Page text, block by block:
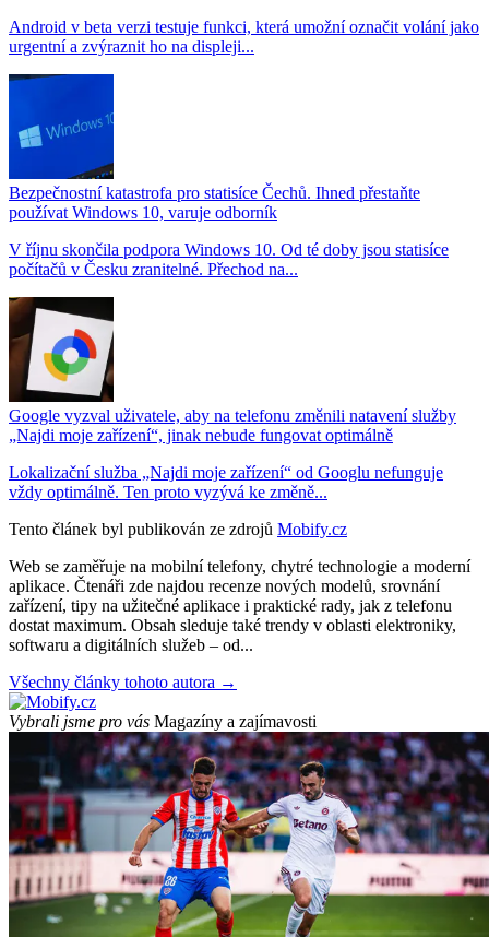
Android v beta verzi testuje funkci, která umožní označit volání jako
urgentní a zvýraznit ho na displeji...
Bezpečnostní katastrofa pro statisíce Čechů. Ihned přestaňte
používat Windows 10, varuje odborník
V říjnu skončila podpora Windows 10. Od té doby jsou statisíce
počítačů v Česku zranitelné. Přechod na...
Google vyzval uživatele, aby na telefonu změnili natavení služby
„Najdi moje zařízení“, jinak nebude fungovat optimálně
Lokalizační služba „Najdi moje zařízení“ od Googlu nefunguje
vždy optimálně. Ten proto vyzývá ke změně...
Tento článek byl publikován ze zdrojů Mobify.cz
Web se zaměřuje na mobilní telefony, chytré technologie a moderní
aplikace. Čtenáři zde najdou recenze nových modelů, srovnání
zařízení, tipy na užitečné aplikace i praktické rady, jak z telefonu
dostat maximum. Obsah sleduje také trendy v oblasti elektroniky,
softwaru a digitálních služeb – od...
Všechny články tohoto autora →
Vybrali jsme pro vás Magazíny a zajímavosti